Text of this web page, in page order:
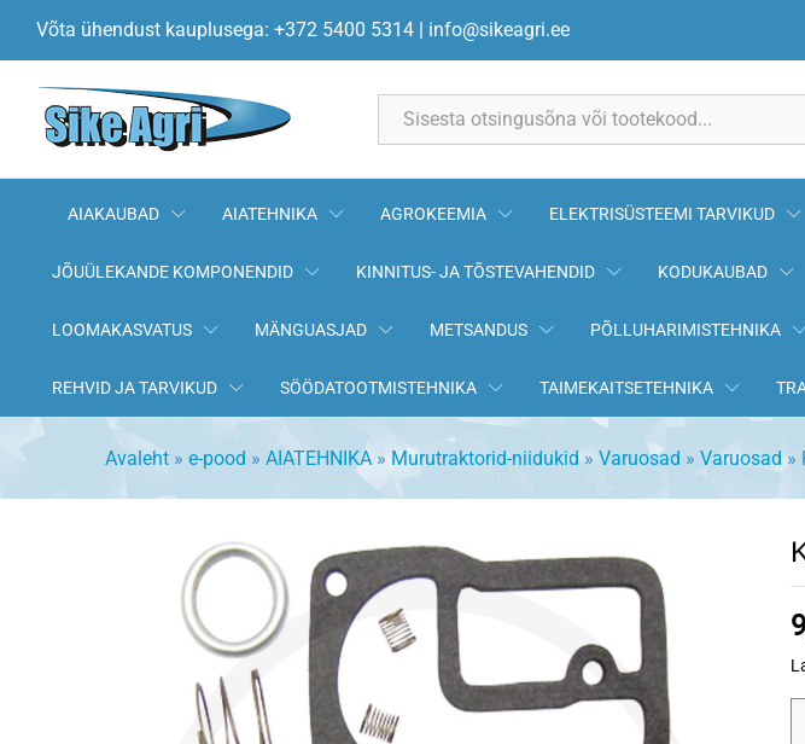
Võta ühendust kauplusega: +372 5400 5314 | info@sikeagri.ee
AIAKAUBAD AIATEHNIKA AGROKEEMIA ELEKTRISÜSTEEMI TARVIKUD
JÕUÜLEKANDE KOMPONENDID KINNITUS- JA TÕSTEVAHENDID KODUKAUBAD
LOOMAKASVATUS MÄNGUASJAD METSANDUS PÕLLUHARIMISTEHNIKA
REHVID JA TARVIKUD SÖÖDATOOTMISTEHNIKA TAIMEKAITSETEHNIKA
Avaleht » e-pood » AIATEHNIKA » Murutraktorid-niidukid » Varuosad » Varuosad »
Kirjeldus